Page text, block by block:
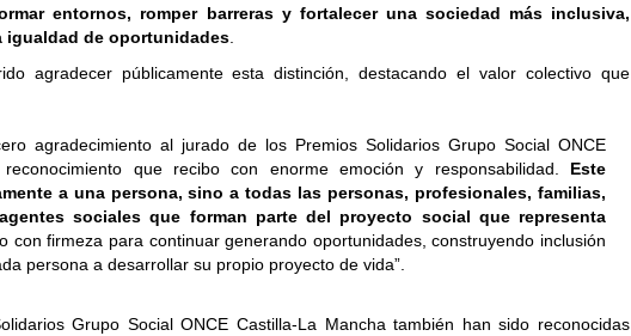
entornos, romper barreras y fortalecer una sociedad más inclusiva,
igualdad de oportunidades
agradecer públicamente esta distinción, destacando el valor colectivo que
agradecimiento al jurado de los Premios Solidarios Grupo Social ONCE
que recibo con enorme emoción y responsabilidad. Este
a una persona, sino a todas las personas, profesionales, familias,
sociales que forman parte del proyecto social que representa
con firmeza para continuar generando oportunidades, construyendo inclusión
persona a desarrollar su propio proyecto de vida”.
Grupo Social ONCE Castilla-La Mancha también han sido reconocidas